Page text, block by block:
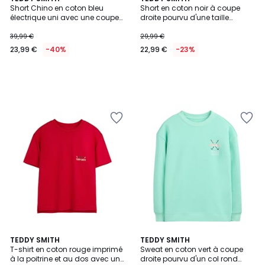
Short Chino en coton bleu
électrique uni avec une coupe
39,99 €
23,99 € -40%
Short en coton noir à coupe
droite pourvu d'une taille
29,99 €
22,99 € -23%
TEDDY SMITH
T-shirt en coton rouge imprimé
à la poitrine et au dos avec un
TEDDY SMITH
Sweat en coton vert à coupe
droite pourvu d'un col rond